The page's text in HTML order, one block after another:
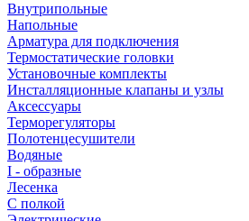
Внутрипольные
Напольные
Арматура для подключения
Термостатические головки
Установочные комплекты
Инсталляционные клапаны и узлы
Аксессуары
Терморегуляторы
Полотенцесушители
Водяные
I - образные
Лесенка
С полкой